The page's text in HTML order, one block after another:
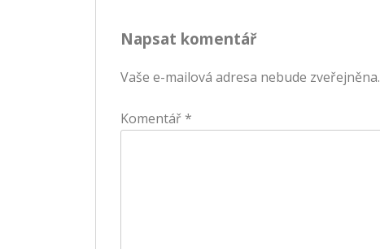
příspěvek
Napsat komentář
Vaše e-mailová adresa nebude zveřejněna.
Komentář *